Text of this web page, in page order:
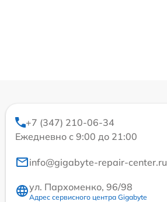
+7 (347) 210-06-34
Ежедневно с 9:00 до 21:00
info@gigabyte-repair-center.ru
ул. Пархоменко, 96/98
Адрес сервисного центра Gigabyte